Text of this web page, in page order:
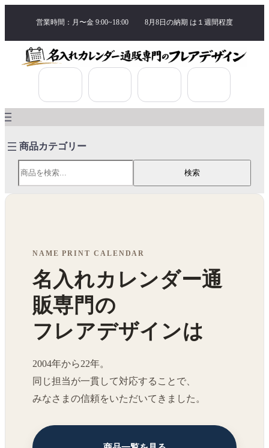
営業時間：月〜金 9:00~18:00 8月8日の納期 は １週間程度
検索
検索
NAME PRINT CALENDAR
名入れカレンダー通
販専門の
フレアデザインは
2004年から22年。
同じ担当が一貫して対応することで、
みなさまの信頼をいただいてきました。